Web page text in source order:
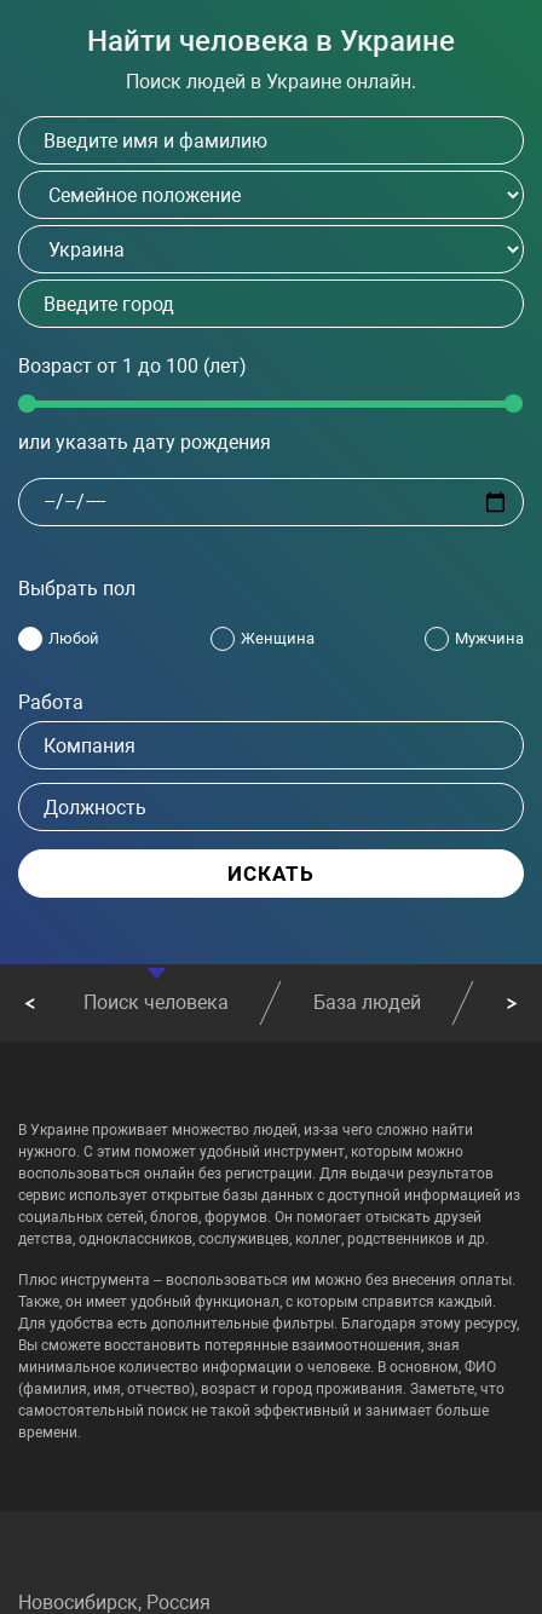
Найти человека в Украине
Поиск людей в Украине онлайн.
Возраст от 1 до 100 (лет)
или указать дату рождения
Выбрать пол
Любой Женщина Мужчина
Работа
Поиск человека База людей
В Украине проживает множество людей, из-за чего сложно найти
нужного. С этим поможет удобный инструмент, которым можно
воспользоваться онлайн без регистрации. Для выдачи результатов
сервис использует открытые базы данных с доступной информацией из
социальных сетей, блогов, форумов. Он помогает отыскать друзей
детства, одноклассников, сослуживцев, коллег, родственников и др.
Плюс инструмента – воспользоваться им можно без внесения оплаты.
Также, он имеет удобный функционал, с которым справится каждый.
Для удобства есть дополнительные фильтры. Благодаря этому ресурсу,
Вы сможете восстановить потерянные взаимоотношения, зная
минимальное количество информации о человеке. В основном, ФИО
(фамилия, имя, отчество), возраст и город проживания. Заметьте, что
самостоятельный поиск не такой эффективный и занимает больше
времени.
Новосибирск, Россия